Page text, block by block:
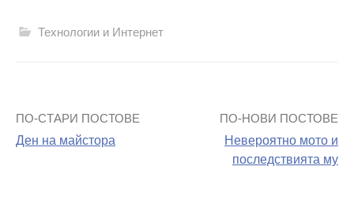
Технологии и Интернет
Навигация
ПО-СТАРИ ПОСТОВЕ
Ден на майстора
ПО-НОВИ ПОСТОВЕ
Невероятно мото и
последствията му